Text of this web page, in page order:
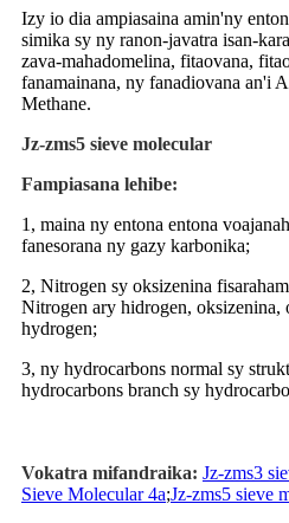
Izy io dia ampiasaina amin'ny
simika sy ny ranon-javatra isan-
zava-mahadomelina, fitaovana,
fanamainana, ny fanadiovana an'i
Methane.
Jz-zms5 sieve molecular
Fampiasana lehibe:
1, maina ny entona entona
fanesorana ny gazy karbonika;
2, Nitrogen sy oksizenina
Nitrogen ary hidrogen, oksizenina,
hydrogen;
3, ny hydrocarbons normal sy
hydrocarbons branch sy
Vokatra mifandraika: Jz-zms3
Sieve Molecular 4a;Jz-zms5 sieve